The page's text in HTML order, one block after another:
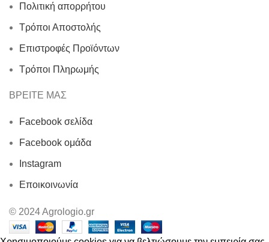
Πολιτική απορρήτου
Τρόποι Αποστολής
Επιστροφές Προϊόντων
Τρόποι Πληρωμής
ΒΡΕΙΤΕ ΜΑΣ
Facebook σελίδα
Facebook ομάδα
Instagram
Εποικοινωνία
© 2024 Agrologio.gr